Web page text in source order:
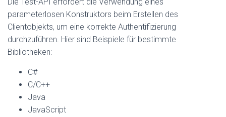
parameterlosen Konstruktors beim Erstellen des
Clientobjekts, um eine korrekte Authentifizierung
durchzuführen. Hier sind Beispiele für bestimmte
Bibliotheken:
C#
C/C++
Java
JavaScript